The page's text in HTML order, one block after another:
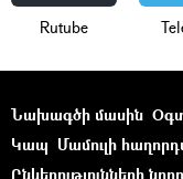
Rutube
Նախագծի մասին
Կապ Մամուլի
Ընկերությունների